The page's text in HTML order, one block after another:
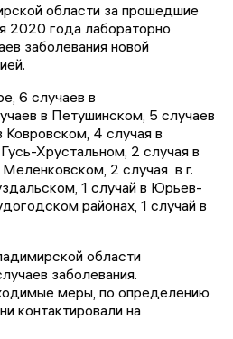
области за прошедшие
2020 года лабораторно
заболевания новой
6 случаев в
в Петушинском, 5 случаев
4 случая в
Хрустальном, 2 случая в
2 случая в г.
1 случай в Юрьев-
районах, 1 случай в
области
заболевания.
меры, по определению
контактировали на